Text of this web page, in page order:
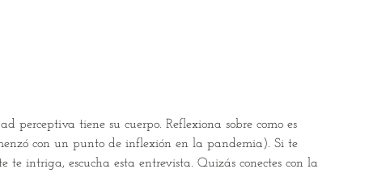
perceptiva tiene su cuerpo. Reflexiona sobre como es
con un punto de inflexión en la pandemia). Si te
intriga, escucha esta entrevista. Quizás conectes con la